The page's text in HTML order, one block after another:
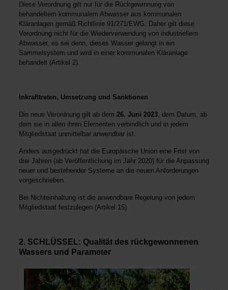
Diese Verordnung gilt nur für die Rückgewinnung von
behandeltem kommunalem Abwasser aus kommunalen
Kläranlagen gemäß Richtlinie 91/271/EWG. Daher gilt diese
Verordnung nicht für die Wiederverwendung von industriellem
Abwasser, es sei denn, dieses Wasser gelangt in ein
Sammelsystem und wird in einer kommunalen Kläranlage
behandelt (Artikel 2).
Inkrafttreten, Umsetzung und Sanktionen
Die neue Verordnung gilt ab dem 26. Juni 2023, dem Datum, ab
dem sie in allen ihren Elementen verbindlich und in jedem
Mitgliedstaat unmittelbar anwendbar ist.
Anders ausgedrückt hat die Europäische Union eine Frist von
drei Jahren (ab Veröffentlichung im Jahr 2020) für die Anpassung
neuer und bestehender Systeme an die neuen Anforderungen
vorgeschrieben.
Bei Nichteinhaltung ist die anwendbare Regelung von jedem
Mitgliedstaat festzulegen (Artikel 15).
2. SCHLÜSSEL: Qualität des rückgewonnenen
Wassers und Parameter